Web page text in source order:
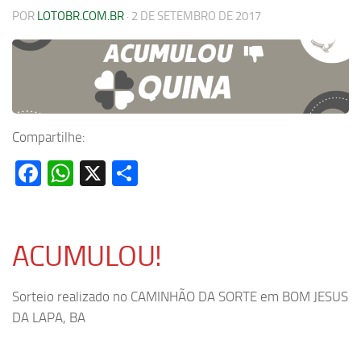
POR LOTOBR.COM.BR · 2 DE SETEMBRO DE 2017
Compartilhe:
Facebook
WhatsApp
X
ACUMULOU!
Sorteio realizado no CAMINHÃO DA SORTE em BOM JESUS
DA LAPA, BA